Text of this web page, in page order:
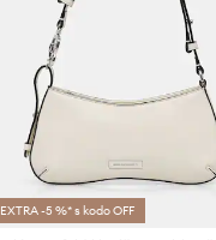
EXTRA -5 %* s kodo OFF